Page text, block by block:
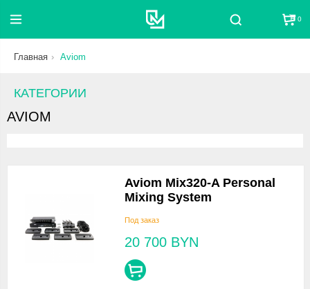
Поиск 0
Главная Aviom
КАТЕГОРИИ
AVIOM
Aviom Mix320-A Personal
Mixing System
Под заказ
20 700 BYN